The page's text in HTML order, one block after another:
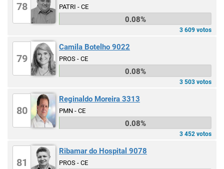
78 PATRI - CE
0.08%
3 609 votos
79
Camila Botelho 9022
PROS - CE
0.08%
3 503 votos
80
Reginaldo Moreira 3313
PMN - CE
0.08%
3 452 votos
81
Ribamar do Hospital 9078
PROS - CE